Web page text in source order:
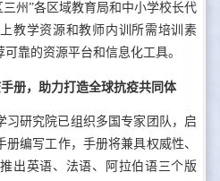
州”各区域教育局和中小学校长代
教学资源和教师内训所需培训素
靠的资源平台和信息化工具。
册，助力打造全球抗疫共同体
习研究院已组织多国专家团队，启
编写工作，手册将兼具权威性、
出英语、法语、阿拉伯语三个版